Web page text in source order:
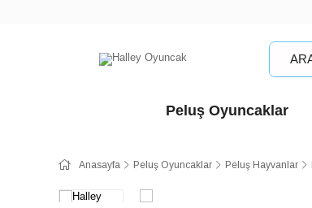
Peluş Oyuncaklar
Anasayfa Peluş Oyuncaklar Peluş Hayvanlar